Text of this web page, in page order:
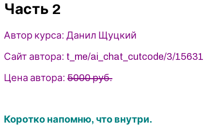
-
Щуцкий
CutCode
Часть 2
Автор курса: Данил Щуцкий
Сайт автора: t_me/ai_chat_cutcode/3/15631
Цена автора: 5000 руб.
Коротко напомню, что внутри.